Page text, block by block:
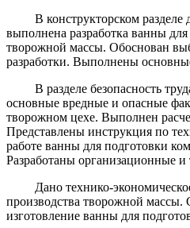
В конструкторском разделе
выполнена разработка ванны
творожной массы. Обоснован
разработки. Выполнены
В разделе безопасность
основные вредные и опасные
творожном цехе. Выполнен
Представлены инструкция по
работе ванны для подготовки
Разработаны организационные и
Дано технико-
производства творожной массы.
изготовление ванны для